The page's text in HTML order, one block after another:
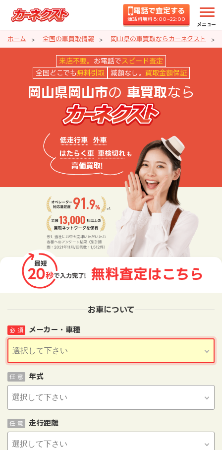
電話で査定する
通話料無料 8:00~22:00
メニュー
ホーム 全国の車買取情報 岡山県の車買取ならカーネクスト
岡山県岡山市の車買取ならカー
来店不要。 お電話で スピード査定
全国どこでも 無料引取 減額なし。 買取金額保証
岡山県岡山市の 車買取なら
お車について
メーカー・車種
必 須
年式
任 意
走行距離
任 意